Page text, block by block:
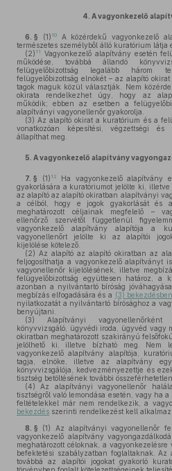
4. A vagyonkezelő
6. § (1) 10A közérdekű vagyonkezelő
természetes személyből álló kuratórium látja
(2) 11
Vagyonkezelő alapítvány esetén
működése, továbbá állandó
felügyelőbizottság legalább három
felügyelőbizottság elnökét – az alapító
tagok maguk közül választják. Nem
okirata rendelkezhet úgy, hogy az
működik; ebben az esetben a
alapítványi vagyonellenőr gyakorolja.
(3) Az alapító okirat a kuratórium és a
vonatkozóan képesítési, végzettségi és
állapíthat meg.
5. A vagyonkezelő alapítvány
7. § (1) 12
Ha vagyonkezelő alapítvány
gyakorlására a kuratóriumot jelölte ki,
az alapító az alapító okiratban alapítványi
a célból, hogy e jogok gyakorlását és
meghatározott céljainak megfelelő –
ellenőrző szervétől függetlenül
vagyonkezelő alapítvány alapítója a
vagyonellenőrt jelölte ki az alapítói
kijelölése kötelező.
(2) Az alapító az alapító okiratban az
feljogosíthatja a vagyonkezelő alapítványt
vagyonellenőr kijelölésének, illetve
felügyelőbizottság együttesen határoz, a
azonban a nyilvántartó bíróság
megbízás elfogadására és a (3) bekezdésben
nyilatkozatát a nyilvántartó bírósághoz a
benyújtani.
(3) Alapítványi vagyonellenőrként
könyvvizsgáló, ügyvédi iroda, ügyvéd vagy
okiratban meghatározott szakirányú
jelölhető ki, illetve bízható meg. Nem
vagyonkezelő alapítvány alapítója,
tagja, elnöke, illetve az alapítvány
könyvvizsgálója, kedvezményezettje és
tisztség betöltésének további
(4) Az alapítványi vagyonellenőr
tisztségről való lemondása esetén, vagy ha
feltételekkel már nem rendelkezik, a
bekezdés szerinti rendelkezést kell
8. § (1)
Az alapítványi vagyonellenőr
vagyonkezelő alapítvány
meghatározott céloknak, a vagyonkezelésre
befektetési szabályzatban foglaltaknak.
továbbá az alapítói jogokat gyakorló